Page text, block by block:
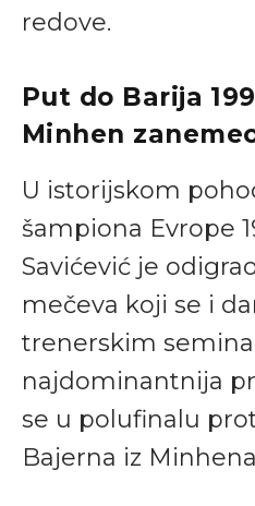
redove.
Put do Barija
Minhen
U istorijskom
šampiona Evrope
Savićević je
mečeva koji se i
trenerskim
najdominantnija
se u polufinalu
Bajerna iz